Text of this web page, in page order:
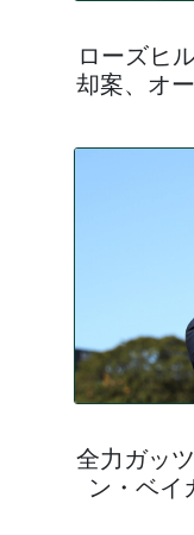
ローズヒ
却案、オ
全力ガッ
ン・ベイ